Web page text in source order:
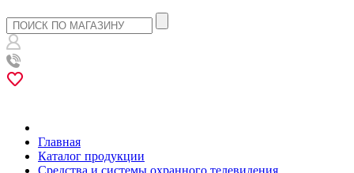
Главная
Каталог продукции
Средства и системы охранного телевидения